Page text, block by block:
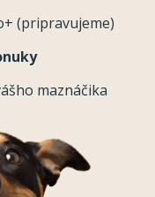
(pripravujeme)
maznáčika